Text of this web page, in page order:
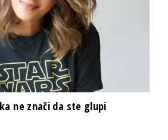
ne znači da ste glupi